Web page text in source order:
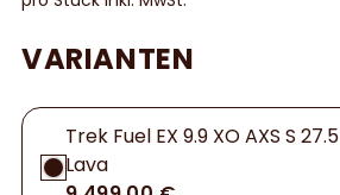
VARIANTEN
Trek Fuel EX 9.9 XO AXS S 27.5
Lava